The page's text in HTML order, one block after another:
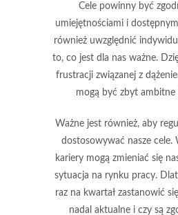
Cele powinny być
umiejętnościami i
również uwzględnić
to, co jest dla nas ważne.
frustracji związanej z
mogą być zbyt ambitne
Ważne jest również, aby
dostosowywać nasze cele.
kariery mogą zmieniać się
sytuacja na rynku pracy.
raz na kwartał zastanowić
nadal aktualne i czy są